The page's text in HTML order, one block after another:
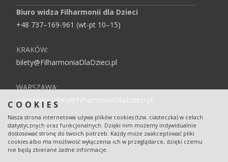
COOKIES
Nasza strona internetowa używa plików cookies (tzw. ciasteczka) w celach
statystycznych oraz funkcjonalnych. Dzięki nim możemy indywidualnie
dostosować stronę do twoich potrzeb. Każdy może zaakceptować pliki
cookies albo ma możliwość wyłączenia ich w przeglądarce, dzięki czemu
nie będą zbierane żadne informacje.
Biuro widza Filharmonii dla Dzieci
+48 737–169-961 (wt-pt 10–15)
KRAKÓW:
bilety@FilharmoniaDlaDzieci.pl
WARSZAWA:
warszawa-bilety@FilharmoniaDlaDzieci.pl
DLA PRZEDSZKOLI I SZKÓŁ:
grupy2@filharmoniadladzieci.pl